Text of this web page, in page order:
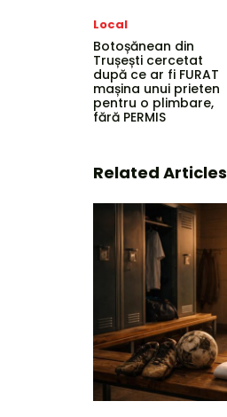
Local
Botoșănean din
Trușești cercetat
după ce ar fi FURAT
mașina unui prieten
pentru o plimbare,
fără PERMIS
Related Articles